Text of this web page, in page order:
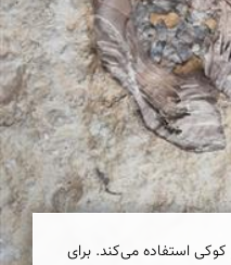
استفاده می‌کند. برای